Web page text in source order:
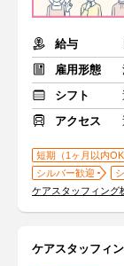
給与
雇用形態
シフト
アクセス
短期（1ヶ月以内OK
シルバー歓迎
ケアスタッフィング
ケアスタッフィ